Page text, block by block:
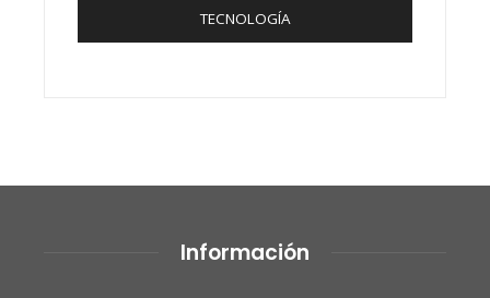
TECNOLOGÍA
Información